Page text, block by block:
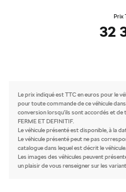
Prix
32
Le prix indiqué est TTC en euros pour le
pour toute commande de ce véhicule
conversion lorsqu’ils sont accordés et de
FERME ET DEFINITIF.
Le véhicule présenté est disponible, à la
Le véhicule présenté peut ne pas
catalogue dans lequel est décrit le véhicule.
Les images des véhicules peuvent
un plaisir de vous renseigner sur les